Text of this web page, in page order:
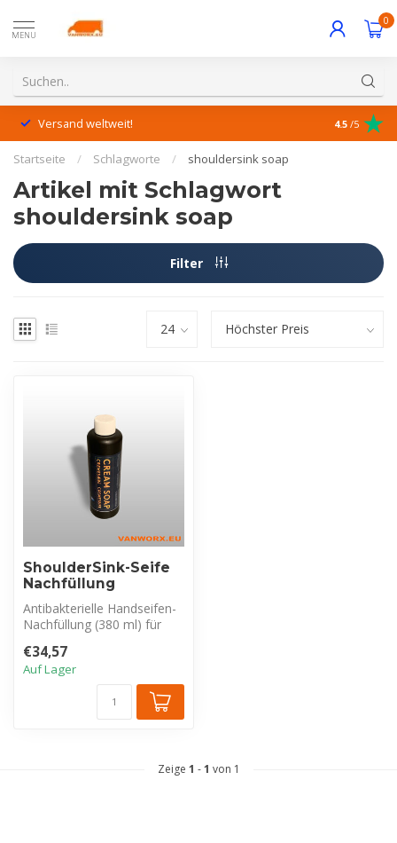
MENU
0
Versand weltweit! 4.5 /5
Startseite / Schlagworte / shouldersink soap
Artikel mit Schlagwort
shouldersink soap
Filter
ShoulderSink-Seife
Nachfüllung
Antibakterielle Handseifen-
Nachfüllung (380 ml) für
ger...
€34,57
Auf Lager
Zeige 1 -1 von 1